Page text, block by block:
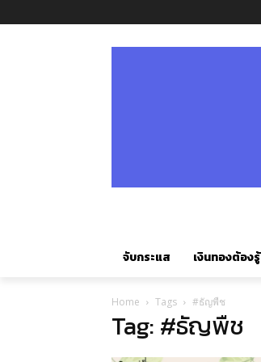
จับกระแส เงินทองต้องรู้
Home Tags #ธัญพืช
Tag: #ธัญพืช